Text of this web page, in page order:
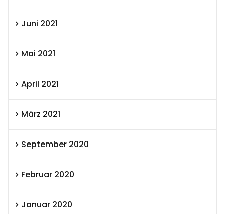
Juni 2021
Mai 2021
April 2021
März 2021
September 2020
Februar 2020
Januar 2020